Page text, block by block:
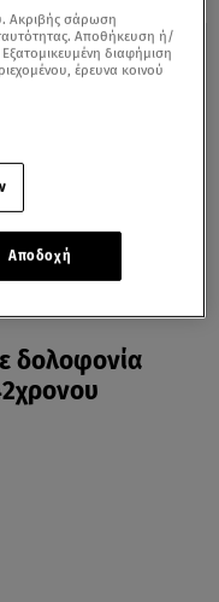
δολοφονία
Ακριβής σάρωση
Αποθήκευση ή/
διαφήμιση
έρευνα κοινού
Αποδοχή